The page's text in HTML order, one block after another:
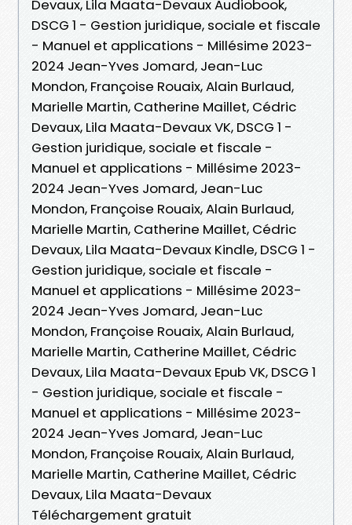
Devaux, Lila Maata-Devaux Audiobook,
DSCG 1 - Gestion juridique, sociale et fiscale
- Manuel et applications - Millésime 2023-
2024 Jean-Yves Jomard, Jean-Luc
Mondon, Françoise Rouaix, Alain Burlaud,
Marielle Martin, Catherine Maillet, Cédric
Devaux, Lila Maata-Devaux VK, DSCG 1 -
Gestion juridique, sociale et fiscale -
Manuel et applications - Millésime 2023-
2024 Jean-Yves Jomard, Jean-Luc
Mondon, Françoise Rouaix, Alain Burlaud,
Marielle Martin, Catherine Maillet, Cédric
Devaux, Lila Maata-Devaux Kindle, DSCG 1 -
Gestion juridique, sociale et fiscale -
Manuel et applications - Millésime 2023-
2024 Jean-Yves Jomard, Jean-Luc
Mondon, Françoise Rouaix, Alain Burlaud,
Marielle Martin, Catherine Maillet, Cédric
Devaux, Lila Maata-Devaux Epub VK, DSCG 1
- Gestion juridique, sociale et fiscale -
Manuel et applications - Millésime 2023-
2024 Jean-Yves Jomard, Jean-Luc
Mondon, Françoise Rouaix, Alain Burlaud,
Marielle Martin, Catherine Maillet, Cédric
Devaux, Lila Maata-Devaux
Téléchargement gratuit